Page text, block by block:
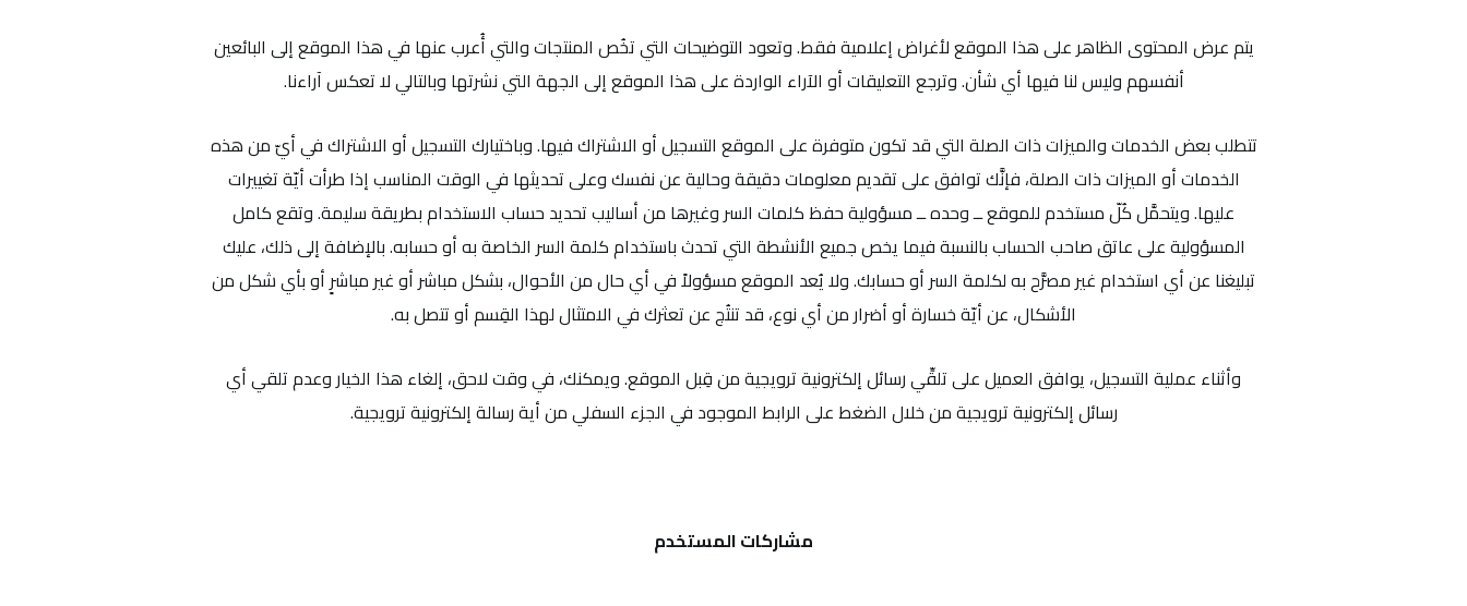
يتم عرض المحتوى الظاهر على هذا الموقع لأغراض إعلامية فقط. وتعود التوضيحات التي تخُص المنتجات والتي أُعرب عنها في هذا الموقع إلى البائعين
أنفسهم وليس لنا فيها أي شأن. وترجع التعليقات أو الآراء الواردة على هذا الموقع إلى الجهة التي نشرتها وبالتالي لا تعكس آراءنا.
تتطلب بعض الخدمات والميزات ذات الصلة التي قد تكون متوفرة على الموقع التسجيل أو الاشتراك فيها. وباختيارك التسجيل أو الاشتراك في أيّ من هذه
الخدمات أو الميزات ذات الصلة، فإنَّك توافق على تقديم معلومات دقيقة وحالية عن نفسك وعلى تحديثها في الوقت المناسب إذا طرأت أيّة تغييرات
عليها. ويتحمَّل كُلّ مستخدم للموقع ــ وحده ــ مسؤولية حفظ كلمات السر وغيرها من أساليب تحديد حساب الاستخدام بطريقة سليمة. وتقع كامل
المسؤولية على عاتق صاحب الحساب بالنسبة فيما يخص جميع الأنشطة التي تحدث باستخدام كلمة السر الخاصة به أو حسابه. بالإضافة إلى ذلك، عليك
تبليغنا عن أي استخدام غير مصرَّح به لكلمة السر أو حسابك. ولا يُعد الموقع مسؤولاً في أي حال من الأحوال، بشكل مباشر أو غير مباشرٍ أو بأي شكل من
الأشكال، عن أيّة خسارة أو أضرار من أي نوع، قد تنتُج عن تعثرك في الامتثال لهذا القِسم أو تتصل به.
وأثناء عملية التسجيل، يوافق العميل على تلقِّي رسائل إلكترونية ترويجية من قِبل الموقع. ويمكنك، في وقت لاحق، إلغاء هذا الخيار وعدم تلقي أي
رسائل إلكترونية ترويجية من خلال الضغط على الرابط الموجود في الجزء السفلي من أية رسالة إلكترونية ترويجية.
مشاركات المستخدم